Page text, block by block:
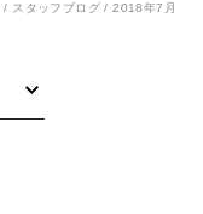
/ スタッフブログ/2018年7月